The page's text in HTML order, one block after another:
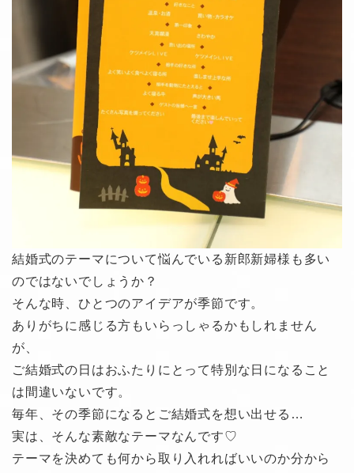
結婚式のテーマについて悩んでいる新郎新婦様も多い
のではないでしょうか？
そんな時、ひとつのアイデアが季節です。
ありがちに感じる方もいらっしゃるかもしれません
が、
ご結婚式の日はおふたりにとって特別な日になること
は間違いないです。
毎年、その季節になるとご結婚式を想い出せる…
実は、そんな素敵なテーマなんです♡
テーマを決めても何から取り入れればいいのか分から